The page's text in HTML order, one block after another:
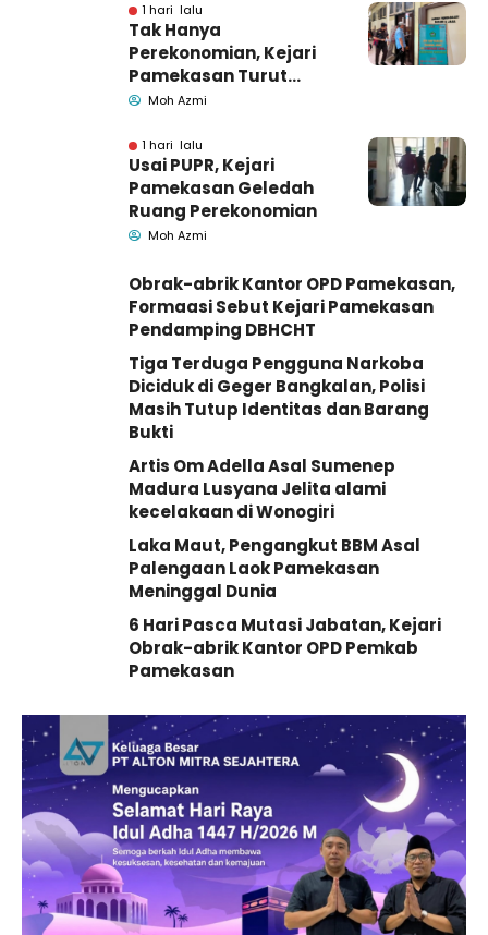
1 hari lalu
Tak Hanya
Perekonomian, Kejari
Pamekasan Turut
Geledah Ruang
Jasa
Moh Azmi
1 hari lalu
Usai PUPR, Kejari
Pamekasan Geledah
Ruang Perekonomian
Moh Azmi
Obrak-abrik Kantor OPD Pamekasan,
Formaasi Sebut Kejari Pamekasan
Pendamping DBHCHT
Tiga Terduga Pengguna Narkoba
Diciduk di Geger Bangkalan, Polisi
Masih Tutup Identitas dan Barang
Bukti
Artis Om Adella Asal Sumenep
Madura Lusyana Jelita alami
kecelakaan di Wonogiri
Laka Maut, Pengangkut BBM Asal
Palengaan Laok Pamekasan
Meninggal Dunia
6 Hari Pasca Mutasi Jabatan, Kejari
Obrak-abrik Kantor OPD Pemkab
Pamekasan